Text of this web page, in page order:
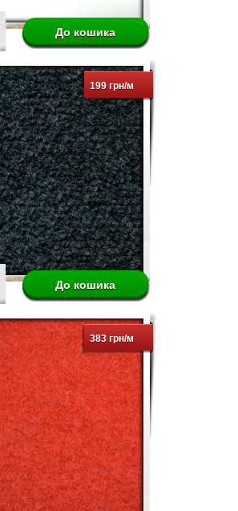
199 грн/м
383 грн/м